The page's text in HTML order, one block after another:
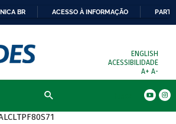
BR ACESSO À INFORMAÇÃO
ENGLISH
ACESSIBILIDADE
A+ A-